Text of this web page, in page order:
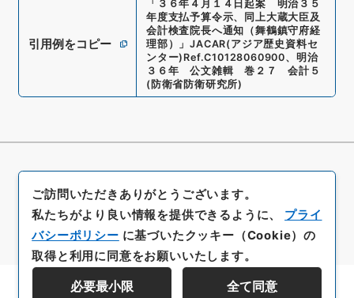
引用例をコピー
「 ３６年４月１４日起案 明治３５
年度支払予算令示、同上大蔵大臣及
会計検査院長へ通知（舞鶴鎮守府経
理部）
」JACAR(アジア歴史資料セ
ンター) Ref.C10128060900、 明治
３６年 公文雑輯 巻２７ 会計５
( 防衛省防衛研究所)
ご訪問いただきありがとうございます。
私たちがより良い情報を提供できるように、 プライ
バシーポリシー に基づいたクッキー（Cookie）の
取得と利用に同意をお願いいたします。
必要最小限 全て同意